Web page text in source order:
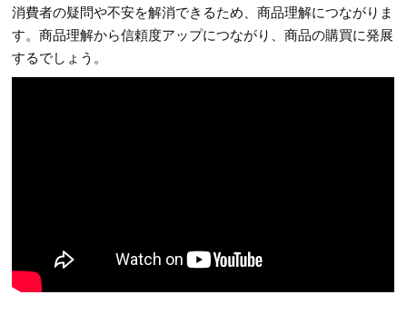
消費者の疑問や不安を解消できるため、商品理解につながりま
す。商品理解から信頼度アップにつながり、商品の購買に発展
するでしょう。